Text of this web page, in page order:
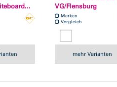
VG/Flensburg
Merken
Vergleich
mehr Varianten